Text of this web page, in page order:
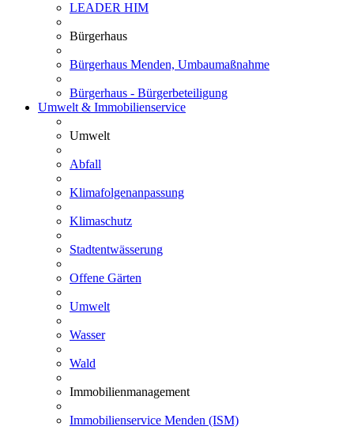
LEADER HIM
Bürgerhaus
Bürgerhaus Menden, Umbaumaßnahme
Bürgerhaus - Bürgerbeteiligung
Umwelt & Immobilienservice
Umwelt
Abfall
Klimafolgenanpassung
Klimaschutz
Stadtentwässerung
Offene Gärten
Umwelt
Wasser
Wald
Immobilienmanagement
Immobilienservice Menden (ISM)